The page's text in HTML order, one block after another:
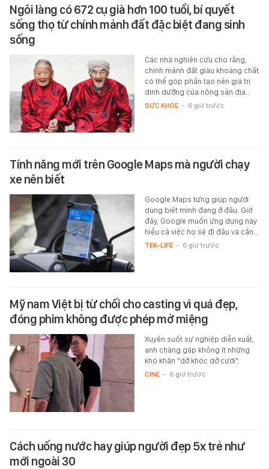
Ngôi làng có 672 cụ già hơn 100 tuổi, bí quyết
sống thọ từ chính mảnh đất đặc biệt đang sinh
sống
Các nhà nghiên cứu cho rằng,
chính mảnh đất giàu khoáng chất
có thể góp phần tạo nên giá trị
dinh dưỡng của nông sản địa…
SỨC KHỎE - 6 giờ trước
Tính năng mới trên Google Maps mà người chạy
xe nên biết
Google Maps từng giúp người
dùng biết mình đang ở đâu. Giờ
đây, Google muốn ứng dụng này
hiểu cả việc họ sẽ đi đâu và cần…
TEK-LIFE - 6 giờ trước
Mỹ nam Việt bị từ chối cho casting vì quá đẹp,
đóng phim không được phép mở miệng
Xuyên suốt sự nghiệp diễn xuất,
anh chàng gặp không ít những
khó khăn "dở khóc dở cười".
CINE - 6 giờ trước
Cách uống nước hay giúp người đẹp 5x trẻ như
mới ngoài 30